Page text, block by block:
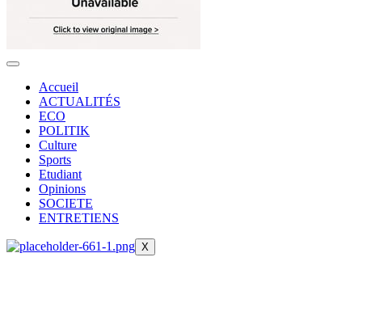
Accueil
ACTUALITÉS
ECO
POLITIK
Culture
Sports
Etudiant
Opinions
SOCIETE
ENTRETIENS
X